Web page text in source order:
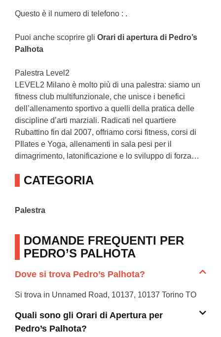
Questo è il numero di telefono : .
Puoi anche scoprire gli Orari di apertura di Pedro’s
Palhota
Palestra Level2
LEVEL2 Milano è molto più di una palestra: siamo un
fitness club multifunzionale, che unisce i benefici
dell’allenamento sportivo a quelli della pratica delle
discipline d’arti marziali. Radicati nel quartiere
Rubattino fin dal 2007, offriamo corsi fitness, corsi di
PIlates e Yoga, allenamenti in sala pesi per il
dimagrimento, latonificazione e lo sviluppo di forza…
CATEGORIA
Palestra
DOMANDE FREQUENTI PER
PEDRO’S PALHOTA
Dove si trova Pedro’s Palhota?
Si trova in Unnamed Road, 10137, 10137 Torino TO
Quali sono gli Orari di Apertura per
Pedro’s Palhota?